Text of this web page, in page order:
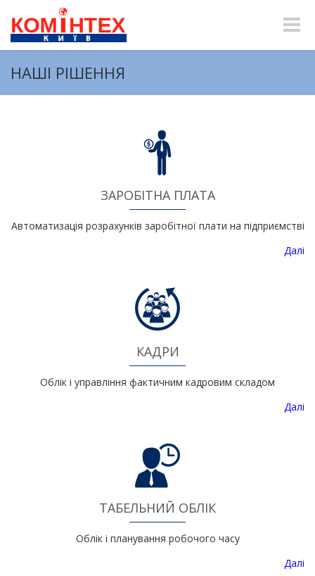
Toggle
НАШІ РІШЕННЯ
ЗАРОБІТНА ПЛАТА
Автоматизація розрахунків заробітної плати на підприємстві
Далі
КАДРИ
Облік і управління фактичним кадровим складом
Далі
ТАБЕЛЬНИЙ ОБЛІК
Облік і планування робочого часу
Далі